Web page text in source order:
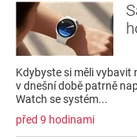
Kdybyste si měli vybavit
v dnešní době patrně
Watch se systém...
před 9 hodinami